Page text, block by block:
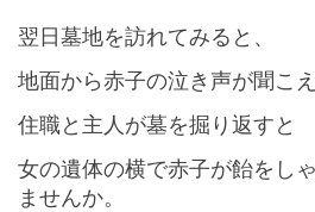
翌日墓地を訪れてみると、
地面から赤子の泣き声が聞こえ
住職と主人が墓を掘り返すと
女の遺体の横で赤子が飴をし
ませんか。